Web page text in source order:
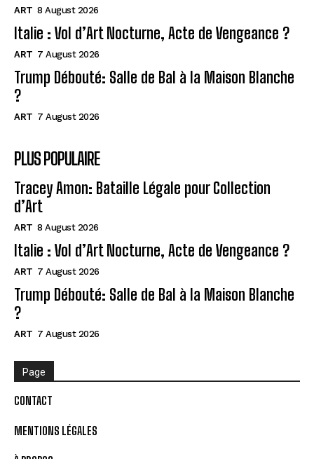
ART 8 August 2026
Italie : Vol d’Art Nocturne, Acte de Vengeance ?
ART 7 August 2026
Trump Débouté: Salle de Bal à la Maison Blanche
?
ART 7 August 2026
PLUS POPULAIRE
Tracey Amon: Bataille Légale pour Collection
d’Art
ART 8 August 2026
Italie : Vol d’Art Nocturne, Acte de Vengeance ?
ART 7 August 2026
Trump Débouté: Salle de Bal à la Maison Blanche
?
ART 7 August 2026
Page
CONTACT
MENTIONS LÉGALES